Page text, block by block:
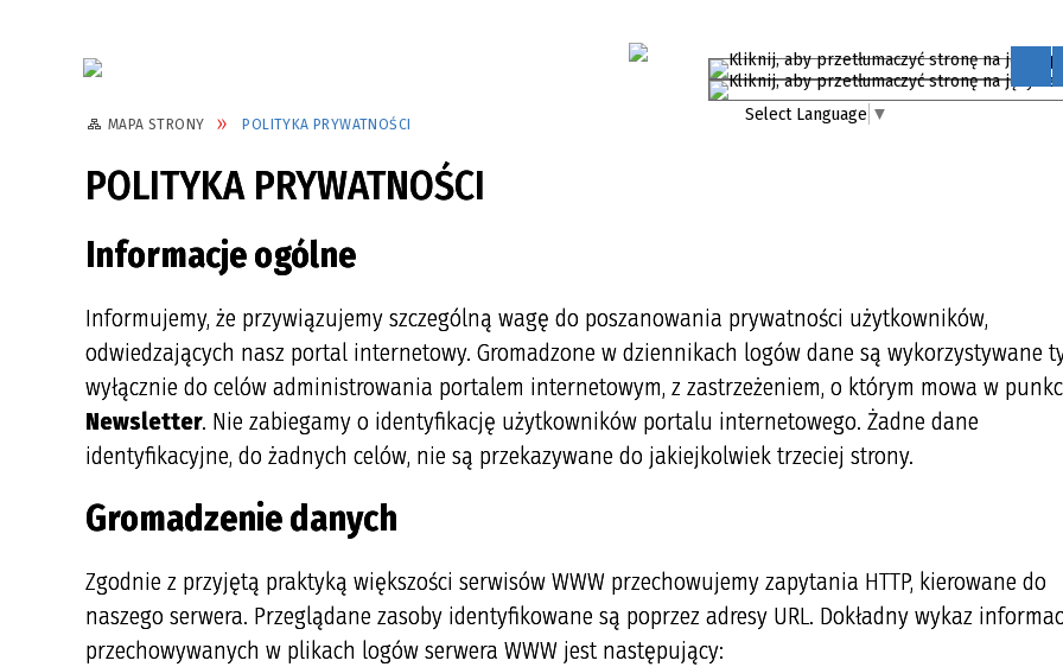
Select Language ▼
MAPA STRONY POLITYKA PRYWATNOŚCI
POLITYKA PRYWATNOŚCI
Informacje ogólne
Informujemy, że przywiązujemy szczególną wagę do poszanowania prywatności użytkowników,
odwiedzających nasz portal internetowy. Gromadzone w dziennikach logów dane są wykorzystywane
wyłącznie do celów administrowania portalem internetowym, z zastrzeżeniem, o którym mowa w
Newsletter. Nie zabiegamy o identyfikację użytkowników portalu internetowego. Żadne dane
identyfikacyjne, do żadnych celów, nie są przekazywane do jakiejkolwiek trzeciej strony.
Gromadzenie danych
Zgodnie z przyjętą praktyką większości serwisów WWW przechowujemy zapytania HTTP, kierowane do
naszego serwera. Przeglądane zasoby identyfikowane są poprzez adresy URL. Dokładny wykaz
przechowywanych w plikach logów serwera WWW jest następujący: